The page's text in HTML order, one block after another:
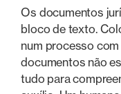
Os documentos
bloco de texto.
num processo
documentos não
tudo para